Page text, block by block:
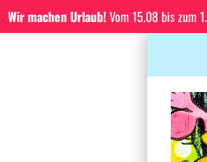
Wir machen Urlaub!Vom 15.08 bis zum